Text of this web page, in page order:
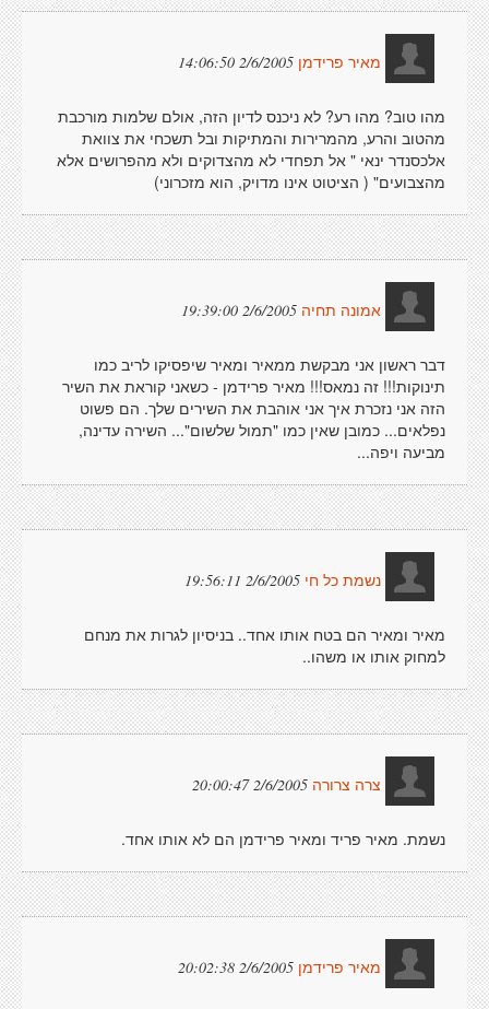
מאיר פרידמן 2/6/2005 14:06:50
מהו טוב? מהו רע? לא ניכנס לדיון הזה, אולם שלמות מורכבת
מהטוב והרע, מהמרירות והמתיקות ובל תשכחי את צוואת
אלכסנדר ינאי " אל תפחדי לא מהצדוקים ולא מהפרושים אלא
מהצבועים" ( הציטוט אינו מדויק, הוא מזכרוני)
אמונה תחיה 2/6/2005 19:39:00
דבר ראשון אני מבקשת ממאיר ומאיר שיפסיקו לריב כמו
תינוקות!!! זה נמאס!!! מאיר פרידמן - כשאני קוראת את השיר
הזה אני נזכרת איך אני אוהבת את השירים שלך. הם פשוט
נפלאים... כמובן שאין כמו "תמול שלשום"... השירה עדינה,
מביעה ויפה...
נשמת כל חי 2/6/2005 19:56:11
מאיר ומאיר הם בטח אותו אחד.. בניסיון לגרות את מנחם
למחוק אותו או משהו..
צרה צרורה 2/6/2005 20:00:47
נשמת. מאיר פריד ומאיר פרידמן הם לא אותו אחד.
מאיר פרידמן 2/6/2005 20:02:38